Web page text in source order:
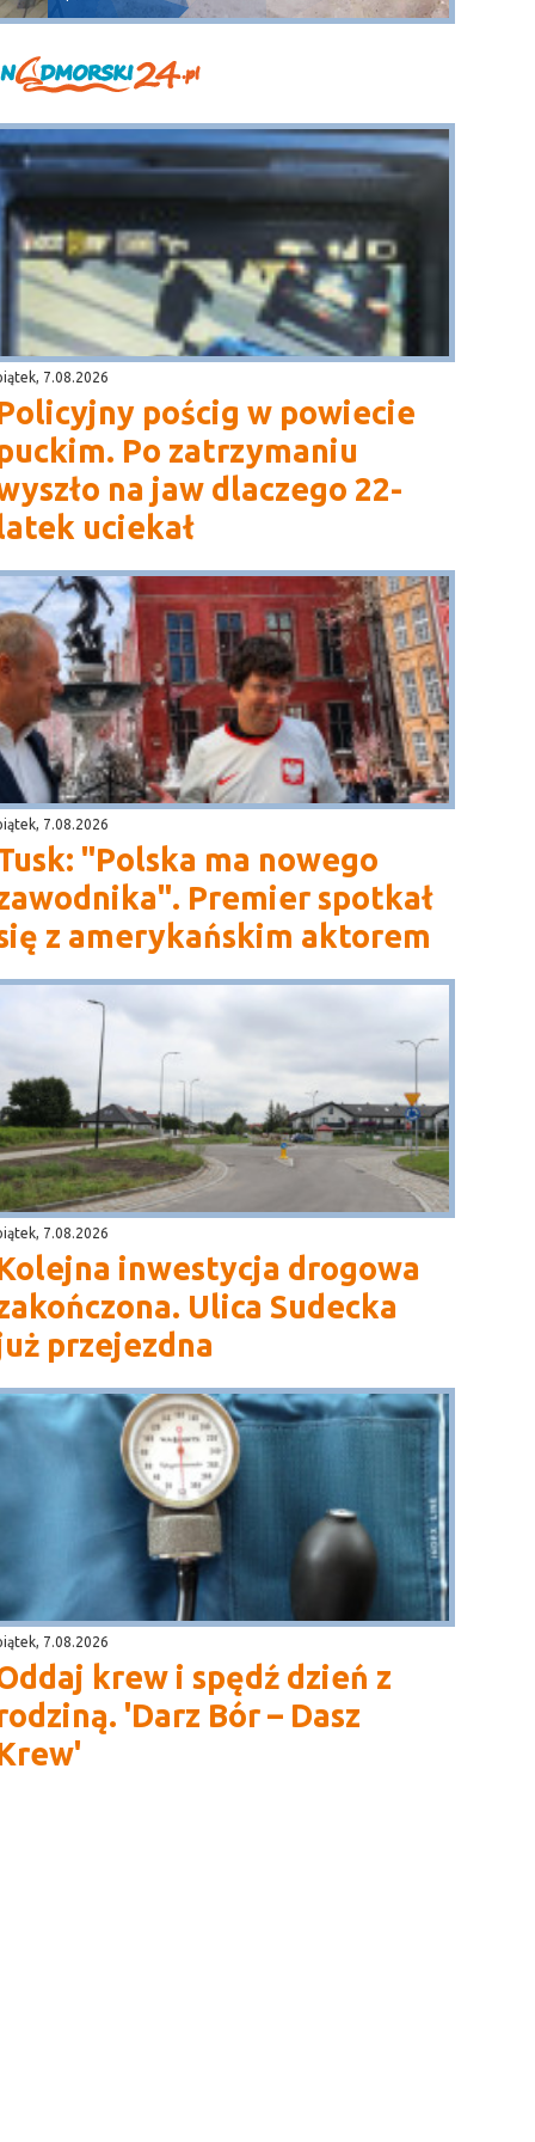
7.08.2026
pościg w powiecie
Po zatrzymaniu
na jaw dlaczego 22-
uciekał
7.08.2026
"Polska ma nowego
Premier spotkał
z amerykańskim aktorem
7.08.2026
inwestycja drogowa
Ulica Sudecka
przejezdna
7.08.2026
krew i spędź dzień z
'Darz Bór – Dasz